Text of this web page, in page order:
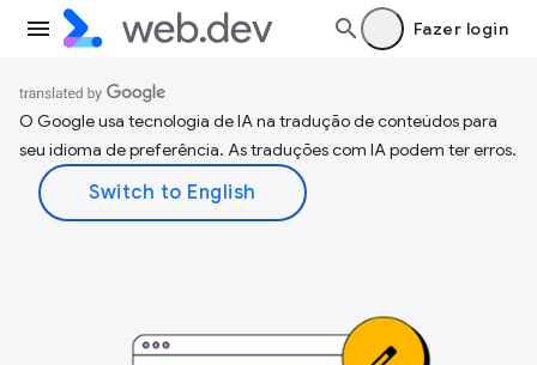
Fazer login
O Google usa tecnologia de IA na tradução de conteúdos para
seu idioma de preferência. As traduções com IA podem ter erros.